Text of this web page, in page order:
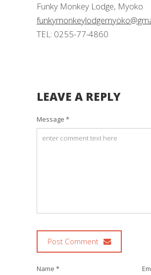
Funky Monkey Lodge, Myoko
TEL: 0255-77-4860
LEAVE A REPLY
Message *
Post Comment
Name *